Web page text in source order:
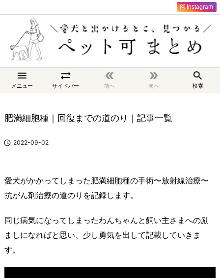

メニュー

サイドバー

前へ

次へ

検索
Instagram
肥満細胞種｜回復までの道のり｜記事一覧
 2022-09-02
愛犬がかかってしまった肥満細胞種の手術〜放射線治療〜
抗がん剤治療の道のりを記録します。
同じ病気になってしまったわんちゃんと飼い主さまへの励
ましになればと思い、少し勇気を出して記載していきま
す。